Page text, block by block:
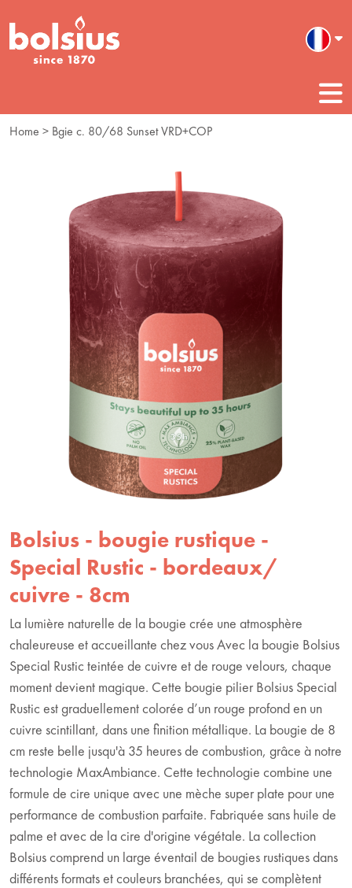
Home > Bgie c. 80/68 Sunset VRD+COP
Bolsius - bougie rustique -
Special Rustic - bordeaux/
cuivre - 8cm
La lumière naturelle de la bougie crée une atmosphère
chaleureuse et accueillante chez vous Avec la bougie Bolsius
Special Rustic teintée de cuivre et de rouge velours, chaque
moment devient magique. Cette bougie pilier Bolsius Special
Rustic est graduellement colorée d’un rouge profond en un
cuivre scintillant, dans une finition métallique. La bougie de 8
cm reste belle jusqu'à 35 heures de combustion, grâce à notre
technologie MaxAmbiance. Cette technologie combine une
formule de cire unique avec une mèche super plate pour une
performance de combustion parfaite. Fabriquée sans huile de
palme et avec de la cire d'origine végétale. La collection
Bolsius comprend un large éventail de bougies rustiques dans
différents formats et couleurs branchées, qui se complètent